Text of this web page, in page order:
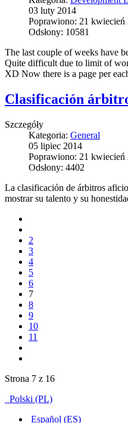
03 luty 2014
Poprawiono: 21 kwiecień
Odsłony: 10581
The last couple of weeks have
Quite difficult due to limit of
XD Now there is a page per
Clasificación
Szczegóły
Kategoria: General
05 lipiec 2014
Poprawiono: 21 kwiecień
Odsłony: 4402
La clasificación de árbitros
mostrar su talento y su
2
3
4
5
6
7
8
9
10
11
Strona 7 z 16
Polski (PL)
Español (ES)